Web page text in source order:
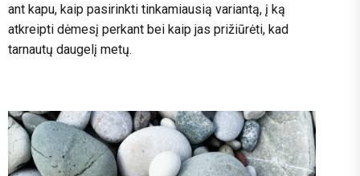
ant kapu, kaip pasirinkti tinkamiausią variantą, į ką
atkreipti dėmesį perkant bei kaip jas prižiūrėti, kad
tarnautų daugelį metų.